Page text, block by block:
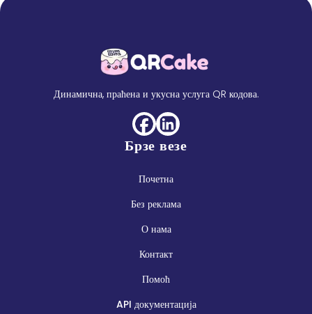
Динамична, праћена и укусна услуга QR кодова.
Брзе везе
Почетна
Без реклама
О нама
Контакт
Помоћ
API документација